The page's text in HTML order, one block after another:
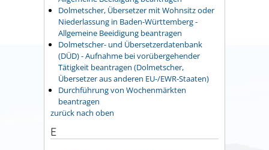
Dolmetscher, Übersetzer mit Wohnsitz oder
Niederlassung in Baden-Württemberg -
Allgemeine Beeidigung beantragen
Dolmetscher- und Übersetzerdatenbank
(DÜD) - Aufnahme bei vorübergehender
Tätigkeit beantragen (Dolmetscher,
Übersetzer aus anderen EU-/EWR-Staaten)
Durchführung von Wochenmärkten
beantragen
zurück nach oben
E